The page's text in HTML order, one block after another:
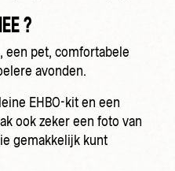
?
een pet, comfortabele
avonden.
EHBO-kit en een
ook zeker een foto van
gemakkelijk kunt